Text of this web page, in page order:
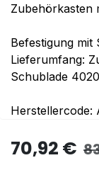
Zubehörkasten
Befestigung
Lieferumfang:
Schublade
Herstellercode:
70,92 €